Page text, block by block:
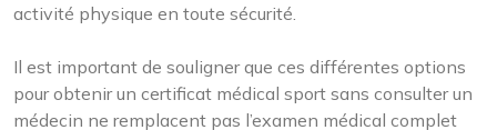
activité physique en toute sécurité.
Il est important de souligner que ces différentes options
pour obtenir un certificat médical sport sans consulter un
médecin ne remplacent pas l’examen médical complet